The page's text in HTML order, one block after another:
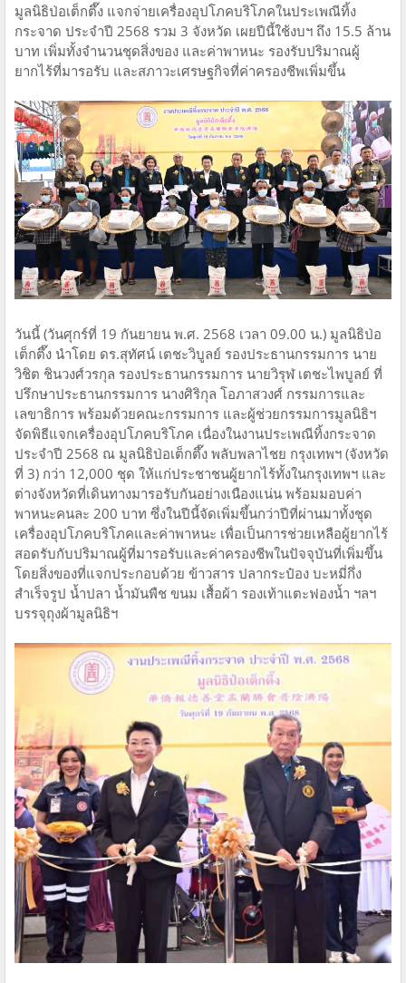
มูลนิธิป่อเต็กตึ๊ง แจกจ่ายเครื่องอุปโภคบริโภคในประเพณีทิ้ง
กระจาด ประจำปี 2568 รวม 3 จังหวัด เผยปีนี้ใช้งบฯ ถึง 15.5 ล้าน
บาท เพิ่มทั้งจำนวนชุดสิ่งของ และค่าพาหนะ รองรับปริมาณผู้
ยากไร้ที่มารอรับ และสภาวะเศรษฐกิจที่ค่าครองชีพเพิ่มขึ้น
วันนี้ (วันศุกร์ที่ 19 กันยายน พ.ศ. 2568 เวลา 09.00 น.) มูลนิธิป่อ
เต็กตึ๊ง นำโดย ดร.สุทัศน์ เตชะวิบูลย์ รองประธานกรรมการ นาย
วิชิต ชินวงศ์วรกุล รองประธานกรรมการ นายวิรุฬ เตชะไพบูลย์ ที่
ปรึกษาประธานกรรมการ นางศิริกุล โอภาสวงศ์ กรรมการและ
เลขาธิการ พร้อมด้วยคณะกรรมการ และผู้ช่วยกรรมการมูลนิธิฯ
จัดพิธีแจกเครื่องอุปโภคบริโภค เนื่องในงานประเพณีทิ้งกระจาด
ประจำปี 2568 ณ มูลนิธิป่อเต็กตึ๊ง พลับพลาไชย กรุงเทพฯ (จังหวัด
ที่ 3) กว่า 12,000 ชุด ให้แก่ประชาชนผู้ยากไร้ทั้งในกรุงเทพฯ และ
ต่างจังหวัดที่เดินทางมารอรับกันอย่างเนืองแน่น พร้อมมอบค่า
พาหนะคนละ 200 บาท ซึ่งในปีนี้จัดเพิ่มขึ้นกว่าปีที่ผ่านมาทั้งชุด
เครื่องอุปโภคบริโภคและค่าพาหนะ เพื่อเป็นการช่วยเหลือผู้ยากไร้
สอดรับกับปริมาณผู้ที่มารอรับและค่าครองชีพในปัจจุบันที่เพิ่มขึ้น
โดยสิ่งของที่แจกประกอบด้วย ข้าวสาร ปลากระป๋อง บะหมี่กึ่ง
สำเร็จรูป น้ำปลา น้ำมันพืช ขนม เสื้อผ้า รองเท้าแตะฟองน้ำ ฯลฯ
บรรจุถุงผ้ามูลนิธิฯ